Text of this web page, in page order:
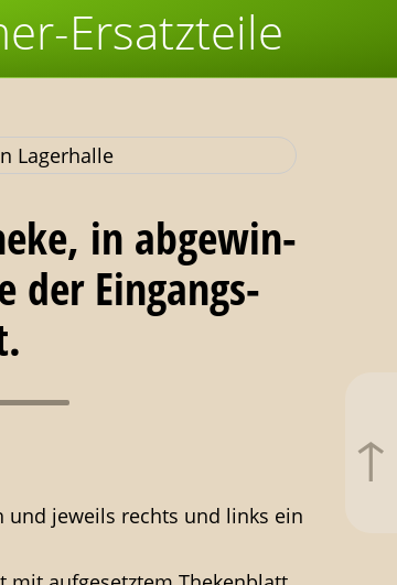
Ersatzteile
in abgewin­
der Eingangs­
und jeweils rechts und links ein
↑